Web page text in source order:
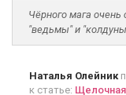
Чёрного мага
"ведьмы" и
Наталья Олейник
к статье: